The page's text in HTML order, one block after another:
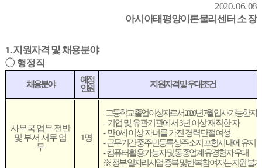
2020. 06. 08
아시아태평양이론물리센터 소 장
1.지원자격 및 채용분야
◯ 행정직
채용분야
예정
인원
지원자격 및 우대조건
사무국 업무 전반
및 부서 서무 업
무
1명
- 고등학교 졸업 이상자로서2020년7월 입사 가능한 자
- 기업 및 유관기관에서3년 이상 재직한 자
- 만0세 이상 자녀를 가진 경력단절여성
- 근무기간 중 주민등록상 주소지 포항시 내에 유지
- 컴퓨터 활용 가능자 및 동종업계 유경험자 우대
※정부 일자리사업 중복 및 반복 참여자는 지원 불가